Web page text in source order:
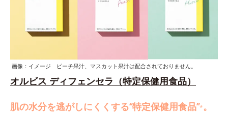
画像：イメージ ピーチ果汁、マスカット果汁は配合されておりません。
オルビス ディフェンセラ（特定保健用食品）
肌の水分を逃がしにくくする“特定保健用食品”*。